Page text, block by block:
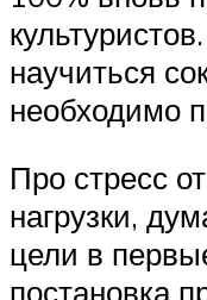
научиться
необходимо
Про стресс
нагрузки,
цели в
постановка